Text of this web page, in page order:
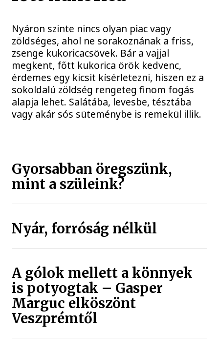
Nyáron szinte nincs olyan piac vagy
zöldséges, ahol ne sorakoznának a friss,
zsenge kukoricacsövek. Bár a vajjal
megkent, főtt kukorica örök kedvenc,
érdemes egy kicsit kísérletezni, hiszen ez a
sokoldalú zöldség rengeteg finom fogás
alapja lehet. Salátába, levesbe, tésztába
vagy akár sós süteménybe is remekül illik.
Gyorsabban öregszünk,
mint a szüleink?
Nyár, forróság nélkül
A gólok mellett a könnyek
is potyogtak – Gasper
Marguc elköszönt
Veszprémtől